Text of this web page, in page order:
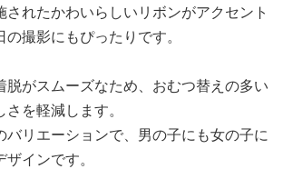
されたかわいらしいリボンがアクセント
撮影にもぴったりです。
脱がスムーズなため、おむつ替えの多い
を軽減します。
バリエーションで、男の子にも女の子に
インです。